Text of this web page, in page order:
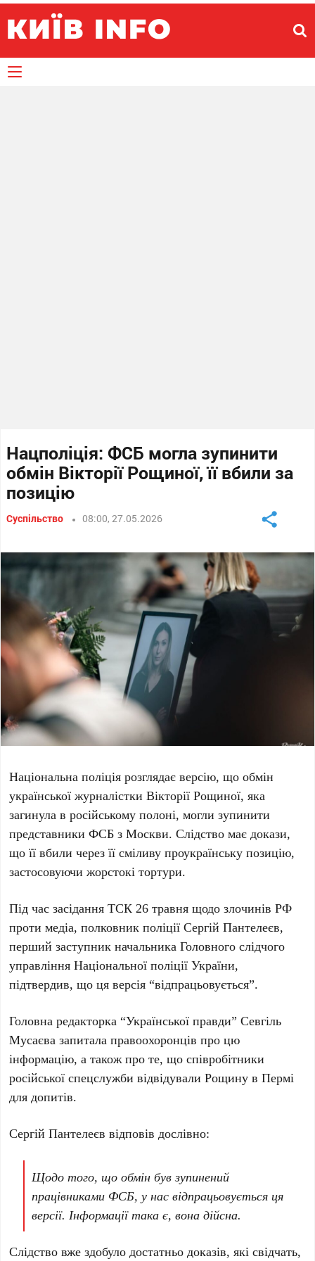
Нацполіція: ФСБ могла зупинити
обмін Вікторії Рощиної, її вбили за
позицію
Суспільство 08:00, 27.05.2026
Національна поліція розглядає версію, що обмін
української журналісткиВікторії Рощиної, яка
загинула в російському полоні, могли зупинити
представники ФСБ зМоскви. Слідство має докази,
що її вбили через її сміливу проукраїнську позицію,
застосовуючи жорстокі тортури.
Під час засідання ТСК26 травня щодо злочинів РФ
проти медіа, полковник поліціїСергій Пантелеєв,
перший заступник начальника Головного слідчого
управління Національної поліції України,
підтвердив, що ця версія “відпрацьовується”.
Головна редакторка “Української правди”Севгіль
Мусаєва запитала правоохоронців про цю
інформацію, а також про те, що співробітники
російської спецслужби відвідували Рощину вПермі
для допитів.
Сергій Пантелеєв відповів дослівно:
Щодо того, що обмін був зупинений
працівниками ФСБ, у нас відпрацьовується ця
версії. Інформації така є, вона дійсна.
Слідство вже здобуло достатньо доказів, які свідчать,